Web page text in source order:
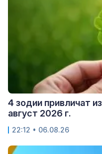
4 зодии привличат
август 2026 г.
22:12 • 06.08.26